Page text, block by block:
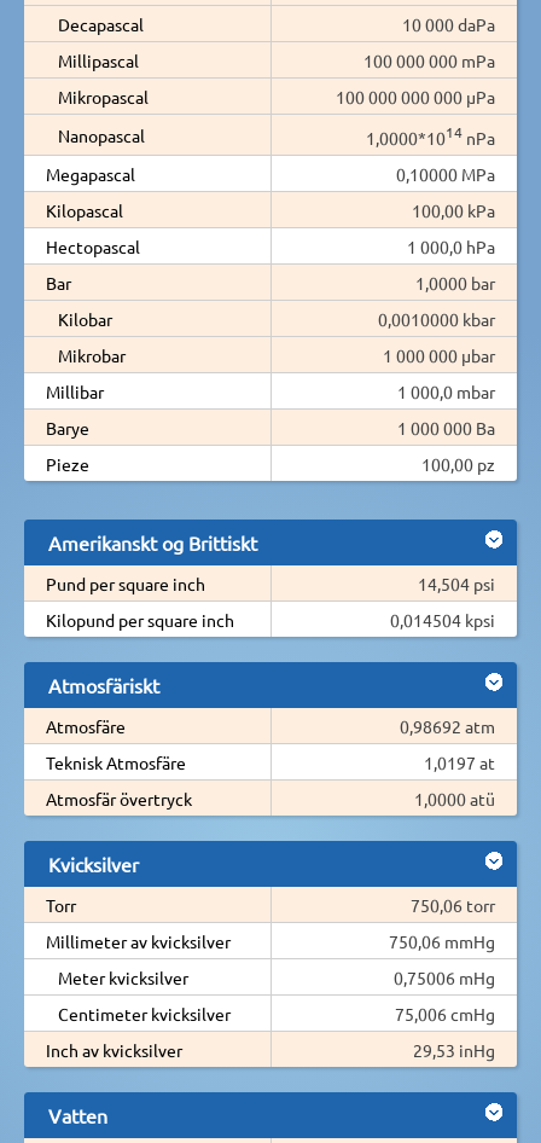
Decapascal
10 000 daPa
Millipascal
100 000 000 mPa
Mikropascal
100 000 000 000 µPa
Nanopascal
1,0000*1014 nPa
Megapascal
0,10000 MPa
Kilopascal
100,00 kPa
Hectopascal
1 000,0 hPa
Bar
1,0000 bar
Kilobar
0,0010000 kbar
Mikrobar
1 000 000 µbar
Millibar
1 000,0 mbar
Barye
1 000 000 Ba
Pieze
100,00 pz
Amerikanskt og Brittiskt
Pund per square inch
14,504 psi
Kilopund per square inch
0,014504 kpsi
Atmosfäriskt
Atmosfäre
0,98692 atm
Teknisk Atmosfäre
1,0197 at
Atmosfär övertryck
1,0000 atü
Kvicksilver
Torr
750,06 torr
Millimeter av kvicksilver
750,06 mmHg
Meter kvicksilver
0,75006 mHg
Centimeter kvicksilver
75,006 cmHg
Inch av kvicksilver
29,53 inHg
Vatten